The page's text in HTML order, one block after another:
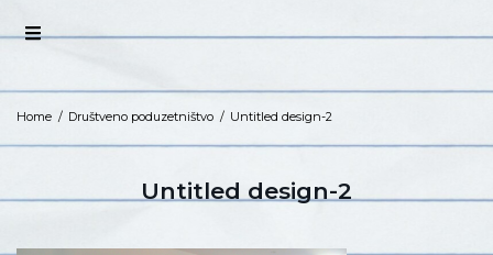
Home / Društveno poduzetništvo / Untitled design-2
Untitled design-2